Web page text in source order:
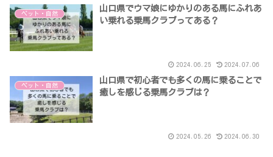
ペット・自然
山口県でウマ娘にゆかりのある馬にふれあ
い乗れる乗馬クラブってある？
2024.06.25 2024.07.06
ペット・自然
山口県で初心者でも多くの馬に乗ることで
癒しを感じる乗馬クラブは？
2024.05.26 2024.06.30